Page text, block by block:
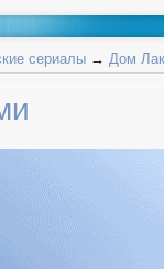
сериалы → Дом